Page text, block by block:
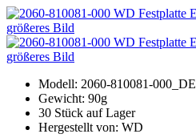
größeres Bild
größeres Bild
Modell: 2060-810081-000_DE
Gewicht: 90g
30 Stück auf Lager
Hergestellt von: WD